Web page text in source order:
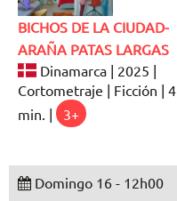
BICHOS DE LA CIUDAD-
ARAÑA PATAS LARGAS
Dinamarca | 2025 |
Cortometraje | Ficción | 4
min. |
3+
Domingo 16 - 12h00